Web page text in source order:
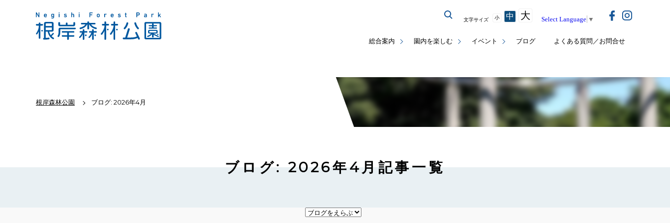
総合案内 園内を楽しむ イベント ブログ よくある質問／お問合せ
文字サイズ 小 中 大 Select Language ▼
根岸森林公園 ブログ: 2026年4月
ブログ: 2026年4月記事一覧